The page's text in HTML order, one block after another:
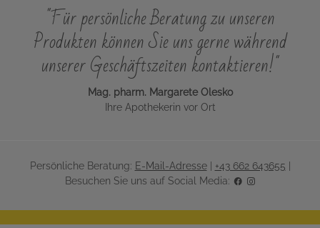
"Für persönliche Beratung zu unseren
Produkten können Sie uns gerne während
unserer Geschäftszeiten kontaktieren!"
Mag. pharm. Margarete Olesko
Ihre Apothekerin vor Ort
Persönliche Beratung: E-Mail-Adresse| +43 662 643655
Besuchen Sie uns auf Social Media: